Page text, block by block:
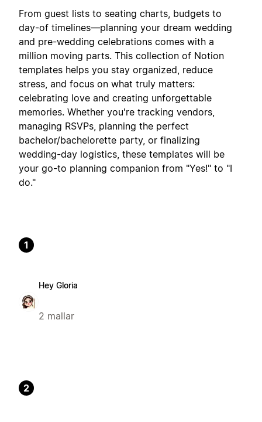
From guest lists to seating charts, budgets to
day-of timelines—planning your dream wedding
and pre-wedding celebrations comes with a
million moving parts. This collection of Notion
templates helps you stay organized, reduce
stress, and focus on what truly matters:
celebrating love and creating unforgettable
memories. Whether you're tracking vendors,
managing RSVPs, planning the perfect
bachelor/bachelorette party, or finalizing
wedding-day logistics, these templates will be
your go-to planning companion from "Yes!" to "I
do."
1
Hey Gloria
2 mallar
2